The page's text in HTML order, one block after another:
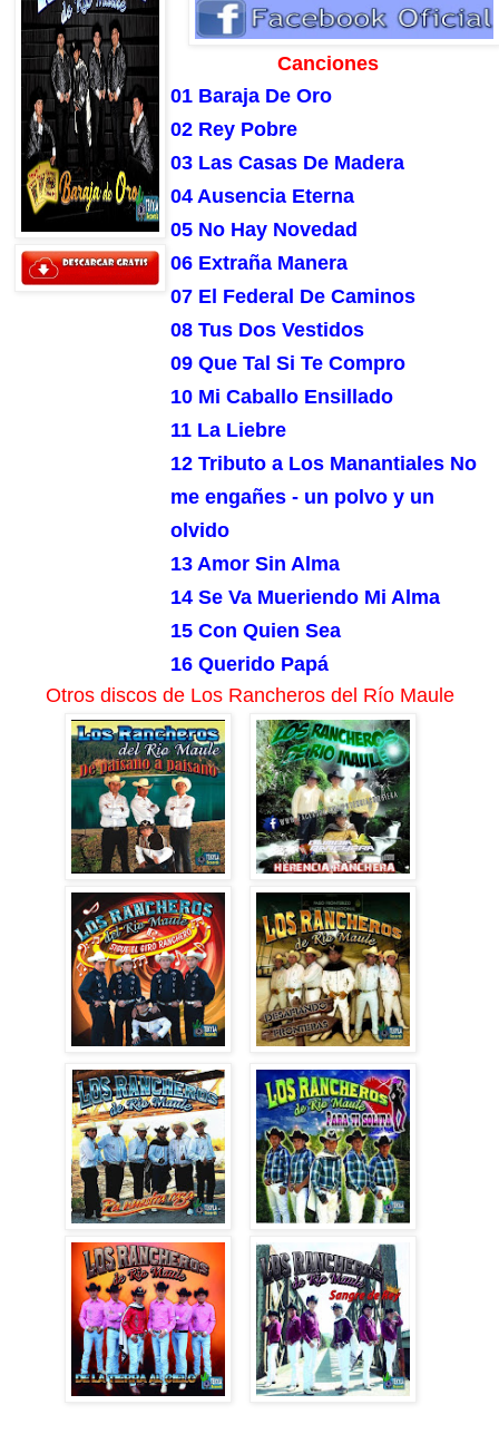
Canciones
01 Baraja De Oro
02 Rey Pobre
03 Las Casas De Madera
04 Ausencia Eterna
05 No Hay Novedad
06 Extraña Manera
07 El Federal De Caminos
08 Tus Dos Vestidos
09 Que Tal Si Te Compro
10 Mi Caballo Ensillado
11 La Liebre
12 Tributo a Los Manantiales No
me engañes - un polvo y un
olvido
13 Amor Sin Alma
14 Se Va Mueriendo Mi Alma
15 Con Quien Sea
16 Querido Papá
Otros discos de Los Rancheros del Río Maule